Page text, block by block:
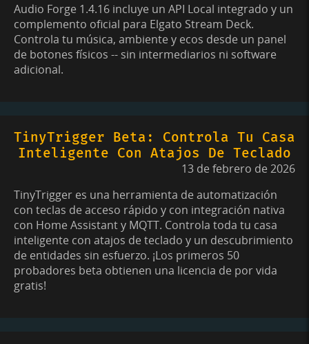
Audio Forge 1.4.16 incluye un API Local integrado y un
complemento oficial para Elgato Stream Deck.
Controla tu música, ambiente y ecos desde un panel
de botones físicos -- sin intermediarios ni software
adicional.
TinyTrigger Beta: Controla Tu Casa
Inteligente Con Atajos De Teclado
13 de febrero de 2026
TinyTrigger es una herramienta de automatización
con teclas de acceso rápido y con integración nativa
con Home Assistant y MQTT. Controla toda tu casa
inteligente con atajos de teclado y un descubrimiento
de entidades sin esfuerzo. ¡Los primeros 50
probadores beta obtienen una licencia de por vida
gratis!